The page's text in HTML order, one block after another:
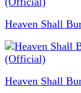
Heaven Shall
Heaven Shall